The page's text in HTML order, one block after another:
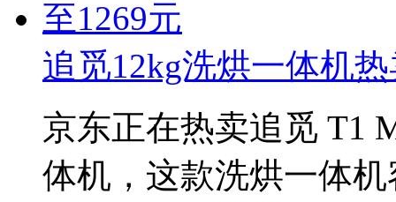
追觅12kg洗烘一体机
京东正在热卖追觅 T1
体机，这款洗烘一体